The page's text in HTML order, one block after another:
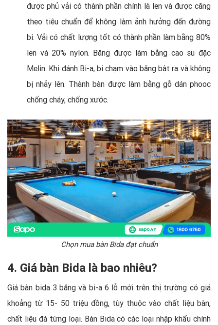
được phủ vải có thành phần chính là len và được căng
theo tiêu chuẩn để không làm ảnh hưởng đến đường
bi. Vải có chất lượng tốt có thành phần làm bằng 80%
len và 20% nylon. Băng được làm bằng cao su đặc
Melin. Khi đánh Bi-a, bi chạm vào băng bật ra và không
bị nhảy lên. Thành bàn được làm bằng gỗ dán phooc
chống cháy, chống xước.
Chọn mua bàn Bida đạt chuẩn
4. Giá bàn Bida là bao nhiêu?
Giá bàn bida 3 băng và bi-a 6 lỗ mới trên thị trường có giá
khoảng từ 15- 50 triệu đồng, tùy thuộc vào chất liệu bàn,
chất liệu đá từng loại. Bàn Bida có các loại nhập khẩu chính